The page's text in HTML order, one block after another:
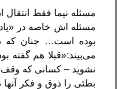
مسئله نیما فقط
مسئله اش خاصه در
بوده است… چنان که
می‌بیند:«قبلا هم گفته
نشوید – کسانی که وقف
بطئی را ذوق و فکر